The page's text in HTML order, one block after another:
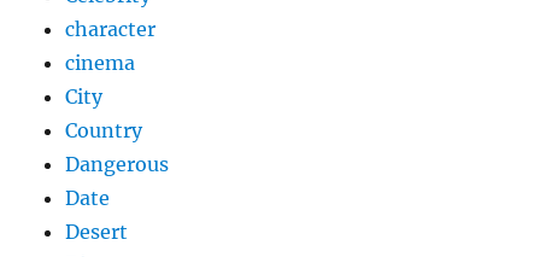
character
cinema
City
Country
Dangerous
Date
Desert